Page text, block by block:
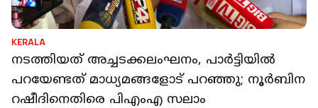
KERALA
നടത്തിയത് അച്ചടക്കലംഘനം, പാർട്ടിയിൽ
പറയേണ്ടത് മാധ്യമങ്ങളോട് പറഞ്ഞു; നൂർബിന
റഷീദിനെതിരെ പിഎംഎ സലാം